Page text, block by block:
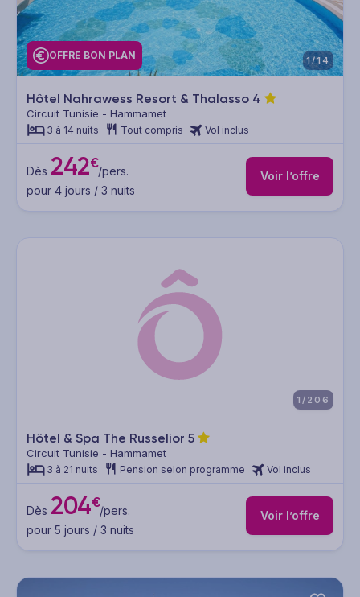
OFFRE BON PLAN 1/14
Hôtel Nahrawess Resort & Thalasso 4
Circuit Tunisie - Hammamet
3 à 14 nuits Tout compris Vol inclus
Dès 242€/pers.
pour 4 jours / 3 nuits
Voir l’offre
1/206
Hôtel & Spa The Russelior 5
Circuit Tunisie - Hammamet
3 à 21 nuits Pension selon programme Vol inclus
Dès 204€/pers.
pour 5 jours / 3 nuits
Voir l’offre